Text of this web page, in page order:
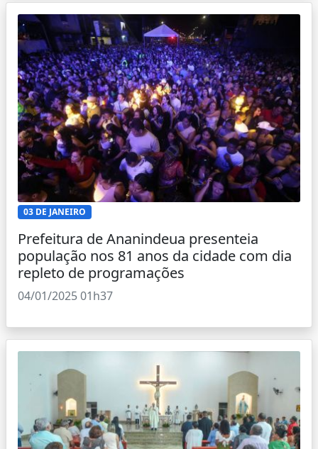
03 DE JANEIRO
Prefeitura de Ananindeua presenteia
população nos 81 anos da cidade com dia
repleto de programações
04/01/2025 01h37